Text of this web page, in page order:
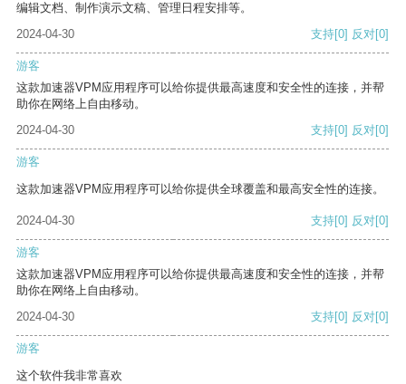
编辑文档、制作演示文稿、管理日程安排等。
2024-04-30
支持[0] 反对[0]
游客
这款加速器VPM应用程序可以给你提供最高速度和安全性的连接，并帮
助你在网络上自由移动。
2024-04-30
支持[0] 反对[0]
游客
这款加速器VPM应用程序可以给你提供全球覆盖和最高安全性的连接。
2024-04-30 支持[0] 反对[0]
游客
这款加速器VPM应用程序可以给你提供最高速度和安全性的连接，并帮
助你在网络上自由移动。
2024-04-30
支持[0] 反对[0]
游客
这个软件我非常喜欢